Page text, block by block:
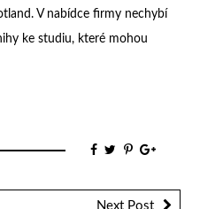
V nabídce firmy nechybí
ke studiu, které mohou
Next Post